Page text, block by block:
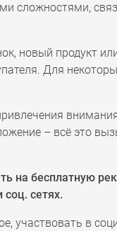
сложностями,
новый продукт
Для
– всё это
на бесплатную
сетях.
участвовать в